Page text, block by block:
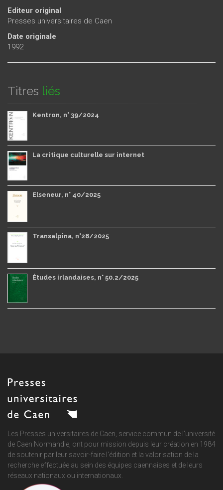
Editeur original
Presses universitaires de Caen
Date originale
1992
Titres liés
Kentron, n° 39/2024
La critique culturelle sur internet
Elseneur, n° 40/2025
Transalpina, n°28/2025
Études irlandaises, n° 50.2/2025
Les Presses universitaires de Caen, service commun de l'université
de Caen Normandie , ont pour mission depuis leur création en 1984
de soutenir par leur savoir-faire l'édition et la valorisation de la
recherche effectuée au sein des équipes caennaises et de leurs
réseaux nationaux ou internationaux.